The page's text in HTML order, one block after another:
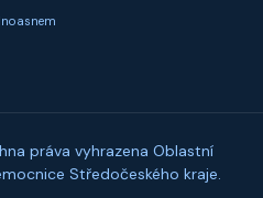
práva vyhrazena Oblastní
Středočeského kraje.